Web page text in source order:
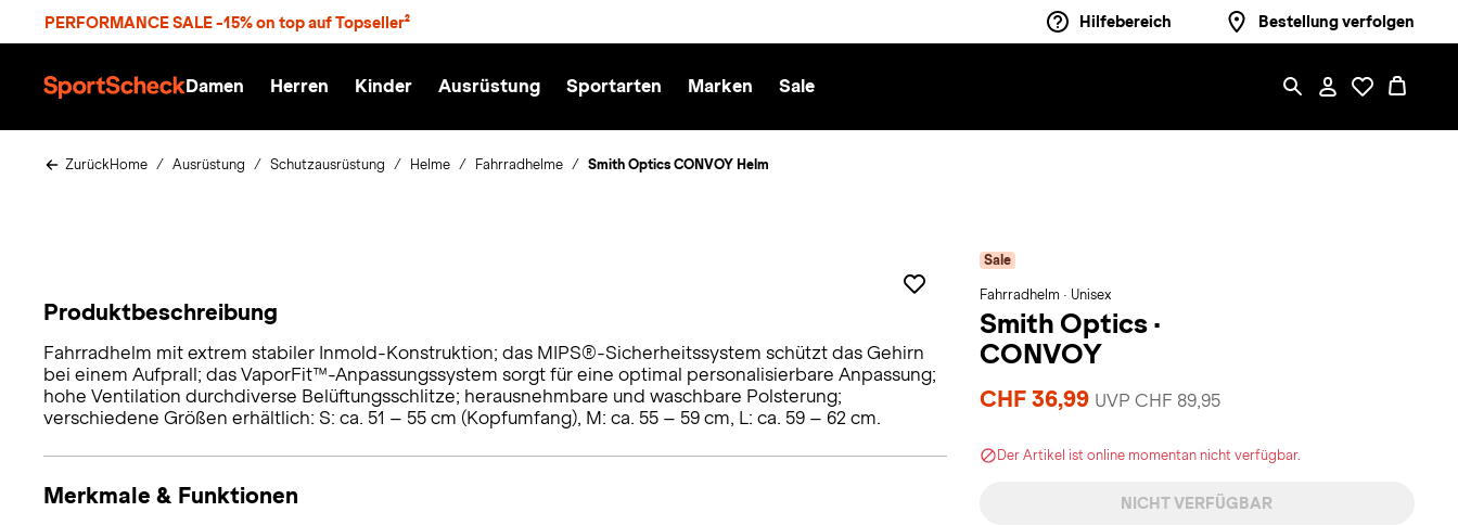
PERFORMANCE SALE -15% on top auf Topseller² Hilfebereich Bestellung verfolgen
Damen Herren Kinder Ausrüstung Sportarten Marken Sale
ZurückHome Ausrüstung Schutzausrüstung Helme Fahrradhelme Smith Optics CONVOY Helm
Sale
Fahrradhelm · Unisex
Smith Optics ·
CONVOY
CHF 36,99 UVP CHF 89,95
Der Artikel ist online momentan nicht verfügbar.
NICHT VERFÜGBAR
Produktbeschreibung
Fahrradhelm mit extrem stabiler Inmold-Konstruktion; das MIPS®-Sicherheitssystem schützt das Gehirn
bei einem Aufprall; das VaporFit™-Anpassungssystem sorgt für eine optimal personalisierbare Anpassung;
hohe Ventilation durchdiverse Belüftungsschlitze; herausnehmbare und waschbare Polsterung;
verschiedene Größen erhältlich: S: ca. 51 – 55 cm (Kopfumfang), M: ca. 55 – 59 cm, L: ca. 59 – 62 cm.
Merkmale & Funktionen